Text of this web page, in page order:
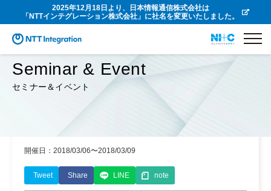
2025年12月18日より、日本情報通信株式会社は
「NTTインテグレーション株式会社」に社名を変更いたしました。
Seminar & Event
セミナー＆イベント
開催日：2018/03/06〜2018/03/09
Tweet Share LINE note